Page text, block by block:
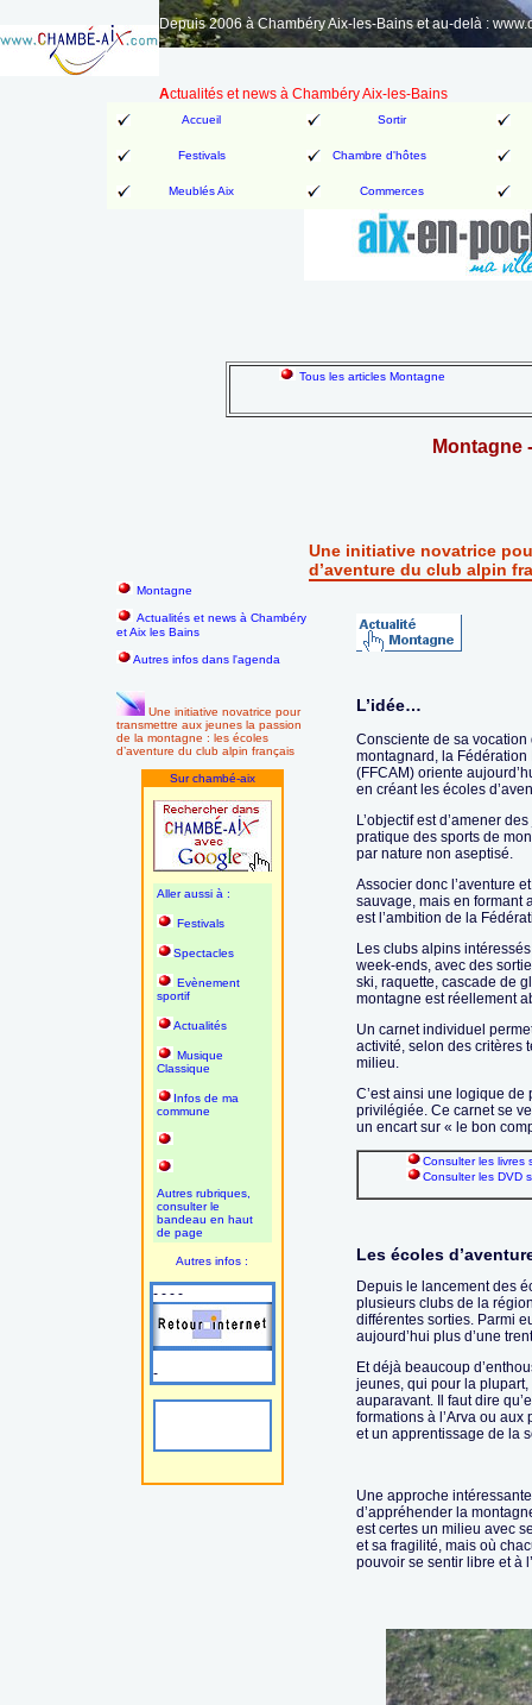
Depuis 2006 à Chambéry Aix-les-Bains et au-delà :
Actualités et news à Chambéry Aix-les-Bains
Accueil Sortir
Festivals Chambre d'hôtes
Meublés Aix Commerces
Tous les articles Montagne
Montagne
Une initiative novatrice
d’aventure du club alpin
Montagne
Actualités et news à Chambéry
et Aix les Bains
Autres infos dans l'agenda
Une initiative novatrice pour
transmettre aux jeunes la passion
de la montagne : les écoles
d’aventure du club alpin français
Sur chambé-aix
Aller aussi à :
Festivals
Spectacles
Evènement
sportif
Actualités
Musique
Classique
Infos de ma
commune
Autres rubriques,
consulter le
bandeau en haut
de page
Autres infos :
- - - -
-
L’idée…
Consciente de sa
montagnard, la
(FFCAM) oriente
en créant les écoles
L’objectif est d’amener
pratique des sports de
par nature non aseptisé.
Associer donc l’aventure
sauvage, mais en formant
est l’ambition de la
Les clubs alpins
week-ends, avec des
ski, raquette, cascade de
montagne est réellement
Un carnet individuel
activité, selon des critères
milieu.
C’est ainsi une logique
privilégiée. Ce carnet se
un encart sur « le bon
Consulter les livres
Consulter les DVD
Les écoles
Depuis le lancement des
plusieurs clubs de la
différentes sorties. Parmi
aujourd’hui plus d’une
Et déjà beaucoup
jeunes, qui pour la
auparavant. Il faut dire
formations à l’Arva ou aux
et un apprentissage de la
Une approche
d’appréhender la
est certes un milieu avec
et sa fragilité, mais où
pouvoir se sentir libre et à